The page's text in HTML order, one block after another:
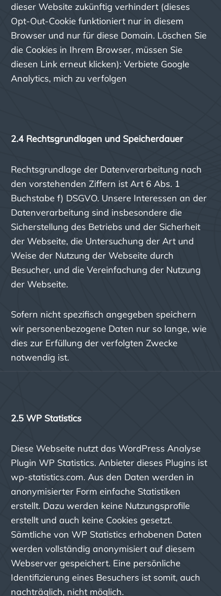
dieser Website zukünftig verhindert (dieses
Opt-Out-Cookie funktioniert nur in diesem
Browser und nur für diese Domain. Löschen Sie
die Cookies in Ihrem Browser, müssen Sie
diesen Link erneut klicken): Verbiete Google
Analytics, mich zu verfolgen
2.4 Rechtsgrundlagen und Speicherdauer
Rechtsgrundlage der Datenverarbeitung nach
den vorstehenden Ziffern ist Art 6 Abs. 1
Buchstabe f) DSGVO. Unsere Interessen an der
Datenverarbeitung sind insbesondere die
Sicherstellung des Betriebs und der Sicherheit
der Webseite, die Untersuchung der Art und
Weise der Nutzung der Webseite durch
Besucher, und die Vereinfachung der Nutzung
der Webseite.
Sofern nicht spezifisch angegeben speichern
wir personenbezogene Daten nur so lange, wie
dies zur Erfüllung der verfolgten Zwecke
notwendig ist.
2.5 WP Statistics
Diese Webseite nutzt das WordPress Analyse
Plugin WP Statistics. Anbieter dieses Plugins ist
wp-statistics.com. Aus den Daten werden in
anonymisierter Form einfache Statistiken
erstellt. Dazu werden keine Nutzungsprofile
erstellt und auch keine Cookies gesetzt.
Sämtliche von WP Statistics erhobenen Daten
werden vollständig anonymisiert auf diesem
Webserver gespeichert. Eine persönliche
Identifizierung eines Besuchers ist somit, auch
nachträglich, nicht möglich.